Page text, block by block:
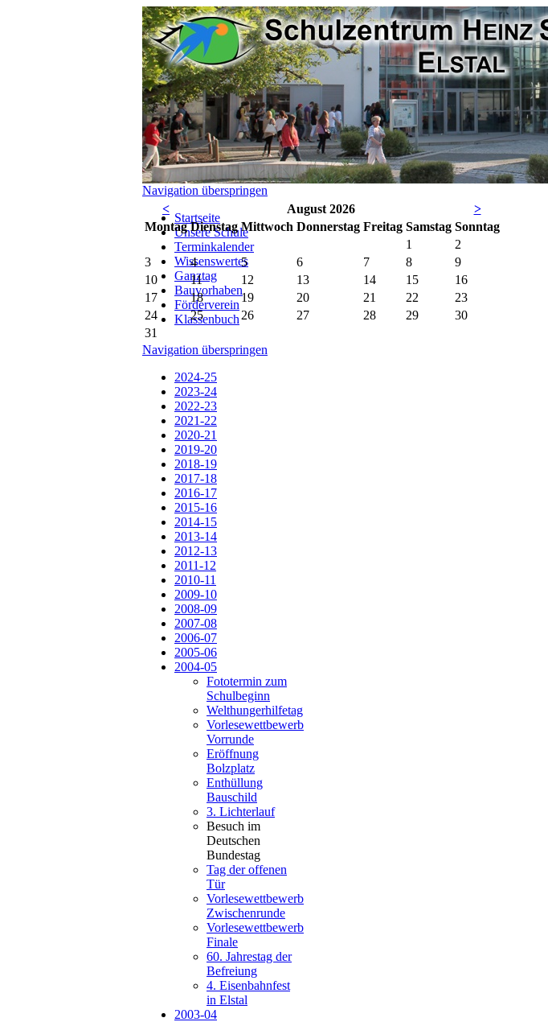
Navigation überspringen
Startseite
Unsere Schule
Terminkalender
Wissenswertes
Ganztag
Bauvorhaben
Förderverein
Klassenbuch
< August 2026
>
Montag Dienstag Mittwoch Donnerstag Freitag Samstag Sonntag
1
2
3
4 5 6 7 8
9
10
11 12 13 14 15
16
17
18 19 20 21 22
23
24
25 26 27 28 29
30
31
Navigation überspringen
2024-25
2023-24
2022-23
2021-22
2020-21
2019-20
2018-19
2017-18
2016-17
2015-16
2014-15
2013-14
2012-13
2011-12
2010-11
2009-10
2008-09
2007-08
2006-07
2005-06
2004-05
Fototermin zum
Schulbeginn
Welthungerhilfetag
Vorlesewettbewerb
Vorrunde
Eröffnung
Bolzplatz
Enthüllung
Bauschild
3. Lichterlauf
Besuch im
Deutschen
Bundestag
Tag der offenen
Tür
Vorlesewettbewerb
Zwischenrunde
Vorlesewettbewerb
Finale
60. Jahrestag der
Befreiung
4. Eisenbahnfest
in Elstal
2003-04